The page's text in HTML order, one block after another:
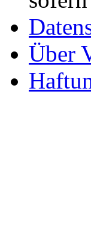
Über